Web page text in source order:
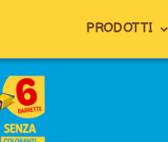
PRODOTTI